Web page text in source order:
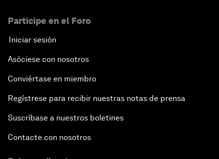
Participe en el Foro
Iniciar sesión
Asóciese con nosotros
Conviértase en miembro
Regístrese para recibir nuestras notas de prensa
Suscríbase a nuestros boletines
Contacte con nosotros